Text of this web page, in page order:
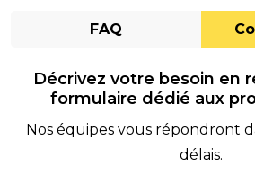
FAQ
Décrivez votre besoin en
formulaire dédié aux
Nos équipes vous répondront
délais.